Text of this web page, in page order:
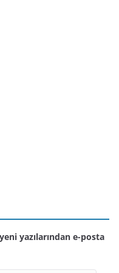
yazılarından e-posta